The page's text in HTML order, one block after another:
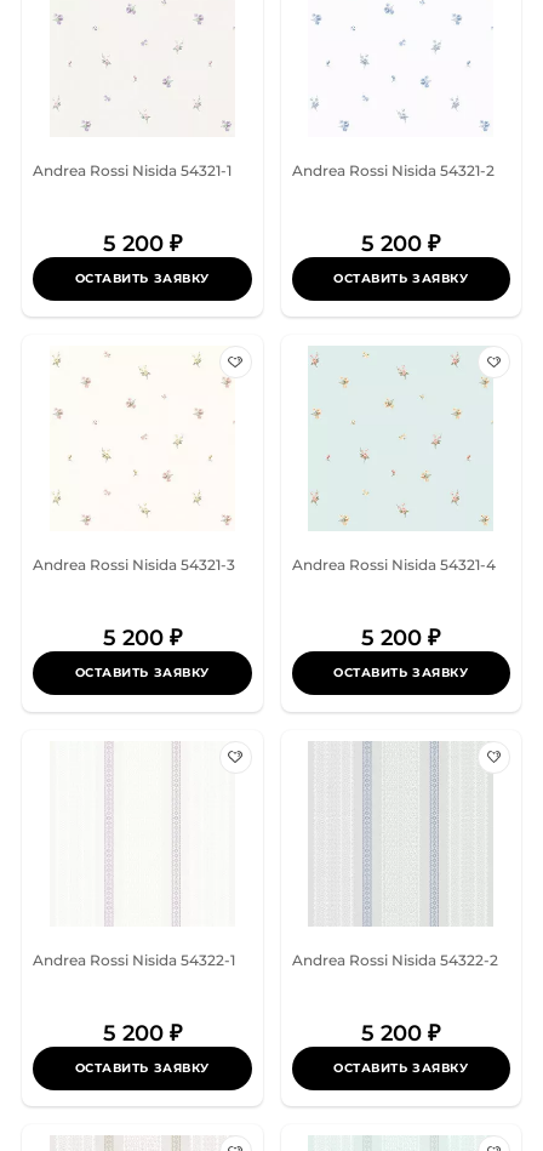
Andrea Rossi Nisida 54321-1
5 200 ₽
ОСТАВИТЬ ЗАЯВКУ
Andrea Rossi Nisida 54321-2
5 200 ₽
ОСТАВИТЬ ЗАЯВКУ
Andrea Rossi Nisida 54321-3
5 200 ₽
ОСТАВИТЬ ЗАЯВКУ
Andrea Rossi Nisida 54321-4
5 200 ₽
ОСТАВИТЬ ЗАЯВКУ
Andrea Rossi Nisida 54322-1
5 200 ₽
ОСТАВИТЬ ЗАЯВКУ
Andrea Rossi Nisida 54322-2
5 200 ₽
ОСТАВИТЬ ЗАЯВКУ